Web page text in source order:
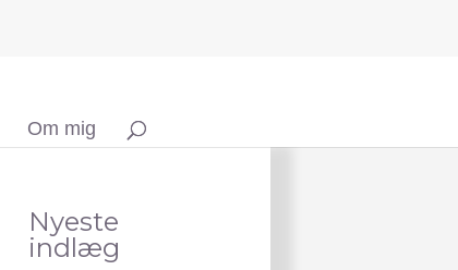
Om mig
Nyeste
indlæg